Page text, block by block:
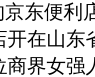
京东便利
开在山东
商界女